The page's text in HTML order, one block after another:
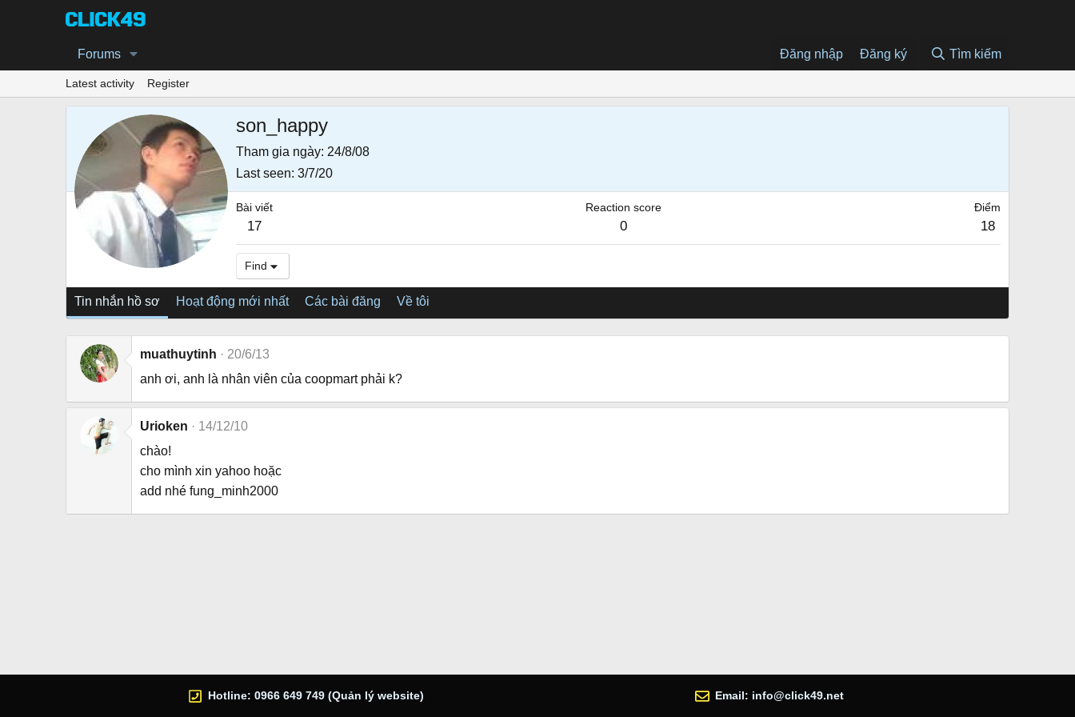
Forums Đăng nhập Đăng ký Tìm kiếm
Latest activity Register
son_happy
Tham gia ngày 24/8/08
Last seen 3/7/20
Bài viết
17
Reaction score
0
Điểm
18
Find
Tin nhắn hồ sơ Hoạt động mới nhất Các bài đăng Về tôi
muathuytinh
20/6/13
anh ơi, anh là nhân viên của coopmart phải k?
Urioken
14/12/10
chào!
cho mình xin yahoo hoặc
add nhé fung_minh2000
Hotline: 0966 649 749 (Quản lý website) Email: info@click49.net